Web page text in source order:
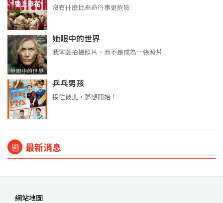
沒有什麼比奉命行事更危險
她眼中的世界
我寧願拍攝照片，而不是成為一張照片
乒乓男孩
接住彼此，夢想開始！
最新消息
網站地圖